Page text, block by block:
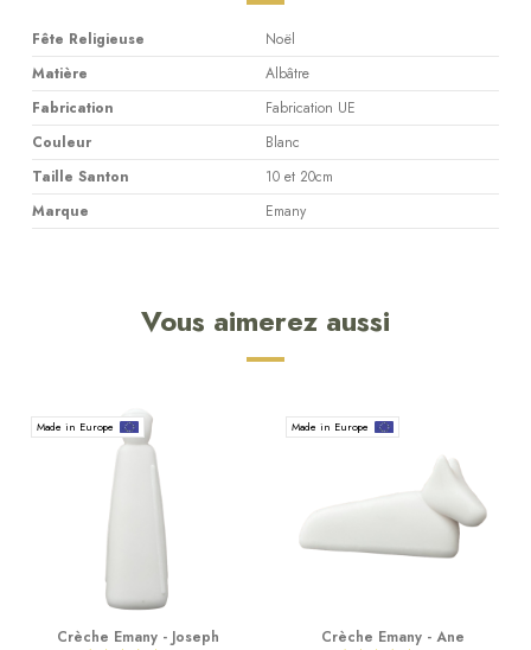
Fête Religieuse
Noël
Matière
Albâtre
Fabrication
Fabrication UE
Couleur
Blanc
Taille Santon
10 et 20cm
Marque
Emany
Vous aimerez aussi
Made in Europe
Crèche Emany - Joseph
Made in Europe
Crèche Emany - Ane